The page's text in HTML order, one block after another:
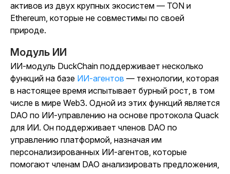
активов из двух крупных экосистем — TON и
Ethereum, которые не совместимы по своей
природе.
Модуль ИИ
ИИ-модуль DuckChain поддерживает несколько
функций на базе ИИ-агентов — технологии, которая
в настоящее время испытывает бурный рост, в том
числе в мире Web3. Одной из этих функций является
DAO по ИИ-управлению на основе протокола Quack
для ИИ. Он поддерживает членов DAO по
управлению платформой, назначая им
персонализированных ИИ-агентов, которые
помогают членам DAO анализировать предложения,